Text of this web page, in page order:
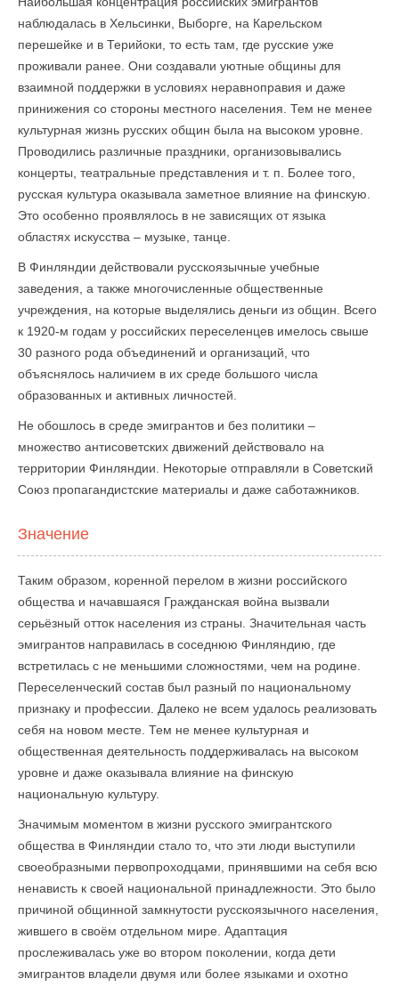
наблюдалась в Хельсинки, Выборге, на Карельском
перешейке и в Терийоки, то есть там, где русские уже
проживали ранее. Они создавали уютные общины для
взаимной поддержки в условиях неравноправия и даже
принижения со стороны местного населения. Тем не менее
культурная жизнь русских общин была на высоком уровне.
Проводились различные праздники, организовывались
концерты, театральные представления и т. п. Более того,
русская культура оказывала заметное влияние на финскую.
Это особенно проявлялось в не зависящих от языка
областях искусства – музыке, танце.
В Финляндии действовали русскоязычные учебные
заведения, а также многочисленные общественные
учреждения, на которые выделялись деньги из общин. Всего
к 1920-м годам у российских переселенцев имелось свыше
30 разного рода объединений и организаций, что
объяснялось наличием в их среде большого числа
образованных и активных личностей.
Не обошлось в среде эмигрантов и без политики –
множество антисоветских движений действовало на
территории Финляндии. Некоторые отправляли в Советский
Союз пропагандистские материалы и даже саботажников.
Значение
Таким образом, коренной перелом в жизни российского
общества и начавшаяся Гражданская война вызвали
серьёзный отток населения из страны. Значительная часть
эмигрантов направилась в соседнюю Финляндию, где
встретилась с не меньшими сложностями, чем на родине.
Переселенческий состав был разный по национальному
признаку и профессии. Далеко не всем удалось реализовать
себя на новом месте. Тем не менее культурная и
общественная деятельность поддерживалась на высоком
уровне и даже оказывала влияние на финскую
национальную культуру.
Значимым моментом в жизни русского эмигрантского
общества в Финляндии стало то, что эти люди выступили
своеобразными первопроходцами, принявшими на себя всю
ненависть к своей национальной принадлежности. Это было
причиной общинной замкнутости русскоязычного населения,
жившего в своём отдельном мире. Адаптация
прослеживалась уже во втором поколении, когда дети
эмигрантов владели двумя или более языками и охотно